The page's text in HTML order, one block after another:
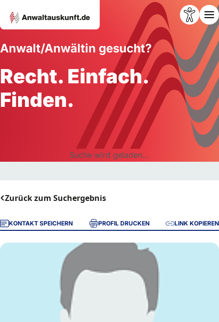
Anwalt/Anwältin gesucht?
Recht. Einfach.
Finden.
Suche wird geladen...
Zurück zum Suchergebnis
KONTAKT SPEICHERN PROFIL DRUCKEN LINK KOPIEREN